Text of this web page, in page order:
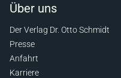
Über uns
Der Verlag Dr. Otto Schmidt
Presse
Anfahrt
Karriere